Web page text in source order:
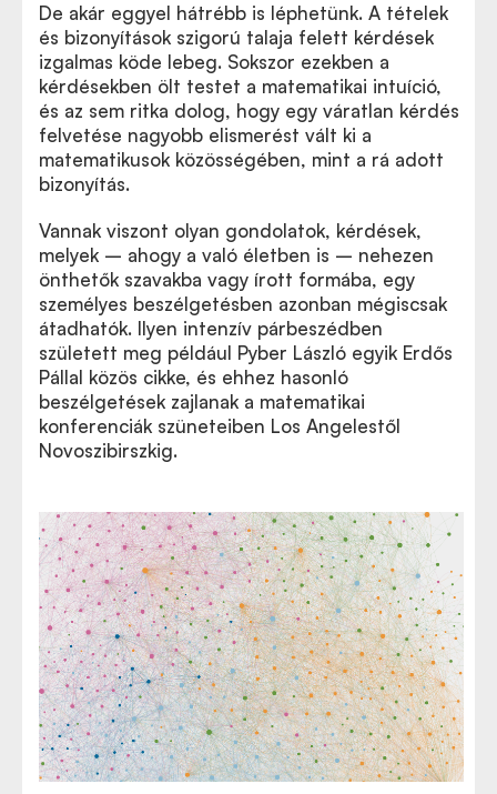
De akár eggyel hátrébb is léphetünk. A tételek
és bizonyítások szigorú talaja felett kérdések
izgalmas köde lebeg. Sokszor ezekben a
kérdésekben ölt testet a matematikai intuíció,
és az sem ritka dolog, hogy egy váratlan kérdés
felvetése nagyobb elismerést vált ki a
matematikusok közösségében, mint a rá adott
bizonyítás.
Vannak viszont olyan gondolatok, kérdések,
melyek – ahogy a való életben is – nehezen
önthetők szavakba vagy írott formába, egy
személyes beszélgetésben azonban mégiscsak
átadhatók. Ilyen intenzív párbeszédben
született meg például Pyber László egyik Erdős
Pállal közös cikke, és ehhez hasonló
beszélgetések zajlanak a matematikai
konferenciák szüneteiben Los Angelestől
Novoszibirszkig.